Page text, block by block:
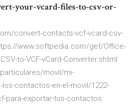
your-vcard-files-to-csv-or-
convert-contacts-vcf-vcard-csv-
www.softpedia.com/get/Office-
to-VCF-vCard-Converter.shtml
movil/mi-
contactos-en-el-movil/1222-
para-exportar-tus-contactos